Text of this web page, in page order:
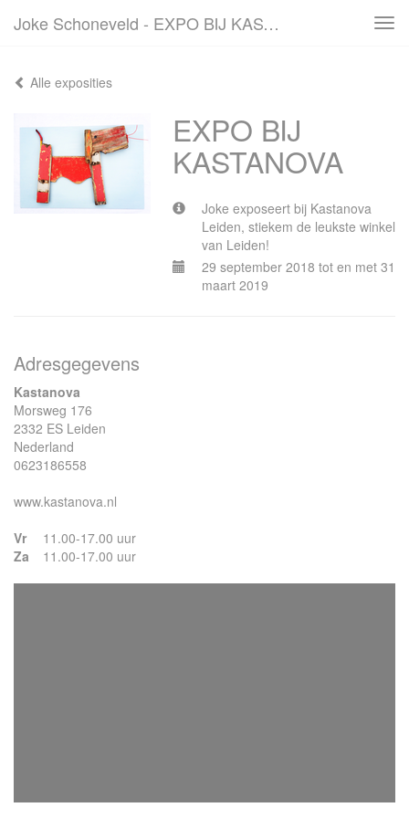
Joke Schoneveld - EXPO BIJ KASTANOVA
Alle exposities
EXPO BIJ
KASTANOVA
Joke exposeert bij Kastanova
Leiden, stiekem de leukste winkel
van Leiden!
29 september 2018 tot en met 31
maart 2019
Adresgegevens
Kastanova
Morsweg 176
2332 ES Leiden
Nederland
0623186558
www.kastanova.nl
Vr
11.00-17.00 uur
Za
11.00-17.00 uur